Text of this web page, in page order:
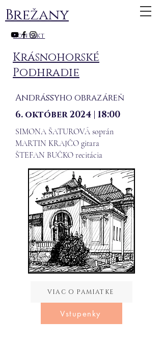
kontakt
Brežany
Andrássyho obrazáreň
6. október 2024 | 18:00
SIMONA ŠATUROVÁ soprán
MARTIN KRAJČO gitara
ŠTEFAN BUČKO recitácia
VIAC O PAMIATKE
Vstupenky
Krásnohorské
Podhradie